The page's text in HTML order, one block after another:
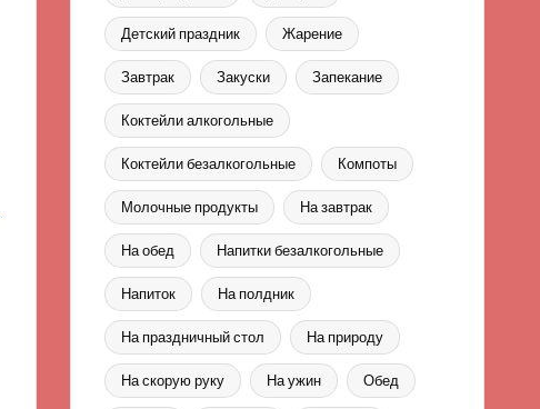
Детский праздник Жарение
Завтрак Закуски Запекание
Коктейли алкогольные
Коктейли безалкогольные Компоты
Молочные продукты На завтрак
На обед Напитки безалкогольные
Напиток На полдник
На праздничный стол На природу
На скорую руку На ужин Обед